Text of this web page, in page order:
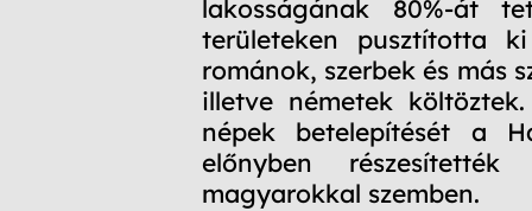
lakosságának 80%-át
területeken pusztította
románok, szerbek és más
illetve németek
népek betelepítését a
előnyben
magyarokkal szemben.